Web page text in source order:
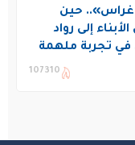
غراس».. حين
إلى رواد
في تجربة ملهمة
غراس الصيفي107310